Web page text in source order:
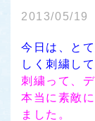
2013/05/19
今日は、と
しく刺繍し
刺繍って、
本当に素敵
ました。